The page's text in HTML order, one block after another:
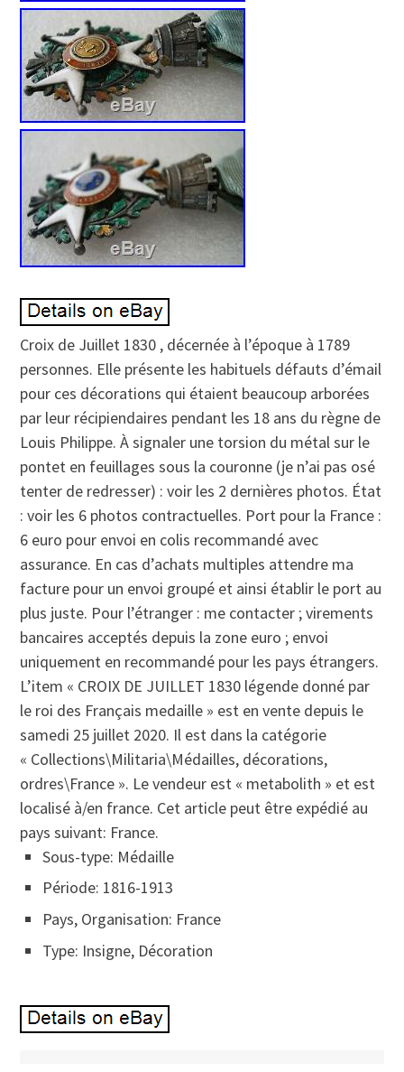
Croix de Juillet 1830 , décernée à l’époque à 1789
personnes. Elle présente les habituels défauts d’émail
pour ces décorations qui étaient beaucoup arborées
par leur récipiendaires pendant les 18 ans du règne de
Louis Philippe. À signaler une torsion du métal sur le
pontet en feuillages sous la couronne (je n’ai pas osé
tenter de redresser) : voir les 2 dernières photos. État
: voir les 6 photos contractuelles. Port pour la France :
6 euro pour envoi en colis recommandé avec
assurance. En cas d’achats multiples attendre ma
facture pour un envoi groupé et ainsi établir le port au
plus juste. Pour l’étranger : me contacter ; virements
bancaires acceptés depuis la zone euro ; envoi
uniquement en recommandé pour les pays étrangers.
L’item « CROIX DE JUILLET 1830 légende donné par
le roi des Français medaille » est en vente depuis le
samedi 25 juillet 2020. Il est dans la catégorie
« Collections\Militaria\Médailles, décorations,
ordres\France ». Le vendeur est « metabolith » et est
localisé à/en france. Cet article peut être expédié au
pays suivant: France.
Sous-type: Médaille
Période: 1816-1913
Pays, Organisation: France
Type: Insigne, Décoration